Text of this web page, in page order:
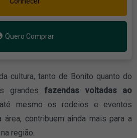
Quero Comprar
cultura, tanto de Bonito quanto do
grandes fazendas voltadas ao
mesmo os rodeios e eventos
contribuem ainda mais para a
região.